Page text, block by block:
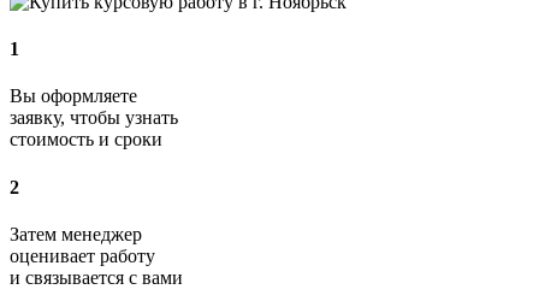
1
Вы оформляете
заявку, чтобы узнать
стоимость и сроки
2
Затем менеджер
оценивает работу
и связывается с вами